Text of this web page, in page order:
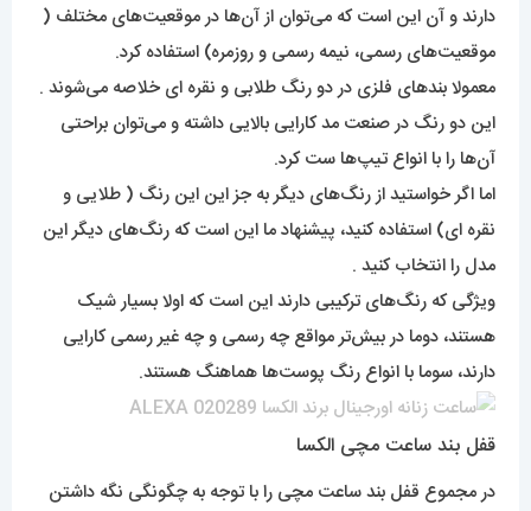
دارند و آن این است که می‌توان از آن‌ها در موقعیت‌های مختلف (
موقعیت‌های رسمی، نیمه رسمی و روزمره) استفاده کرد.
معمولا بند‌های فلزی در دو رنگ طلابی و نقره ای خلاصه می‌شوند .
این دو رنگ در صنعت مد کارایی بالایی داشته و می‌توان براحتی
آن‌ها را با انواع تیپ‌ها ست کرد.
اما اگر خواستید از رنگ‌های دیگر به جز این این رنگ ( طلایی و
نقره ای) استفاده کنید، پیشنهاد ما این است که رنگ‌های‌ دیگر این
مدل را انتخاب کنید .
ویژگی که رنگ‌های‌ ترکیبی دارند این است که اولا بسیار شیک
هستند، دوما در بیش‌تر مواقع چه رسمی و چه غیر رسمی کارایی
دارند، سوما با انواع رنگ پوست‌ها هماهنگ هستند.
قفل بند ساعت مچی الکسا
در مجموع قفل بند ساعت مچی را با توجه به چگونگی نگه داشتن